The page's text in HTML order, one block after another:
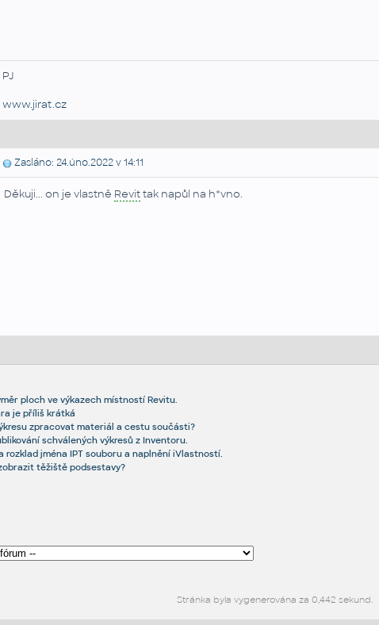
PJ
www.jirat.cz
Zasláno: 24.úno.2022 v 14:11
Děkuji... on je vlastně Revittak napůl na h*vno.
ploch ve výkazech místností Revitu.
je příliš krátká
zpracovat materiál a cestu součásti?
schválených výkresů z Inventoru.
rozklad jména IPT souboru a naplnění iVlastností.
těžiště podsestavy?
Stránka byla vygenerována za 0,442 sekund.